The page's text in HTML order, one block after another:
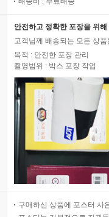
안전하고 정확한 포장을 위
고객님께 배송되는 모든 상
목적 : 안전한 포장 관리
촬영범위 : 박스 포장 작업
구매하신 상품에 포스터 사